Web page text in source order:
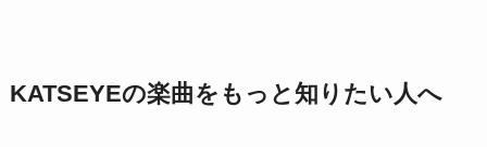
KATSEYEの楽曲をもっと知りたい人へ